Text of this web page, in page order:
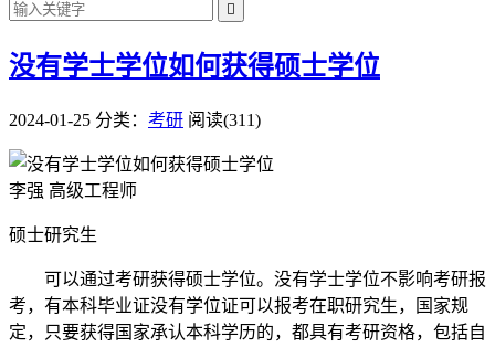

没有学士学位如何获得硕士学位
2024-01-25 分类： 考研 阅读(311)
李强 高级工程师
硕士研究生
可以通过考研获得硕士学位。没有学士学位不影响考研报
考，有本科毕业证没有学位证可以报考在职研究生，国家规
定，只要获得国家承认本科学历的，都具有考研资格，包括自